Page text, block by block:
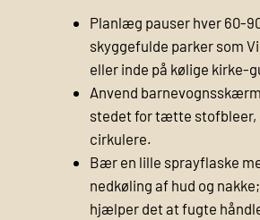
Planlæg pauser hver 60-
skyggefulde parker som
eller inde på kølige kirke-
Anvend
stedet for tætte stofbleer,
cirkulere.
Bær en lille sprayflaske
nedkøling af hud og
hjælper det at fugte